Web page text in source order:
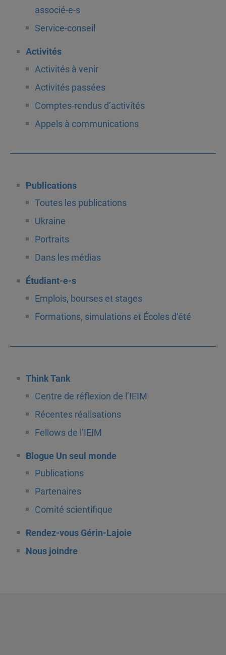
associé-e-s
Service-conseil
Activités
Activités à venir
Activités passées
Comptes-rendus d’activités
Appels à communications
Publications
Toutes les publications
Ukraine
Portraits
Dans les médias
Étudiant-e-s
Emplois, bourses et stages
Formations, simulations et Écoles d’été
Think Tank
Centre de réflexion de l’IEIM
Récentes réalisations
Fellows de l’IEIM
Blogue Un seul monde
Publications
Partenaires
Comité scientifique
Rendez-vous Gérin-Lajoie
Nous joindre